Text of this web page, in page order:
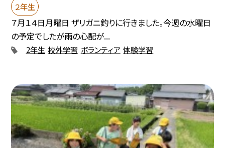
２年生
７月１４日月曜日 ザリガニ釣りに行きました。今週の水曜日
の予定でしたが雨の心配が...
2年生 校外学習 ボランティア 体験学習